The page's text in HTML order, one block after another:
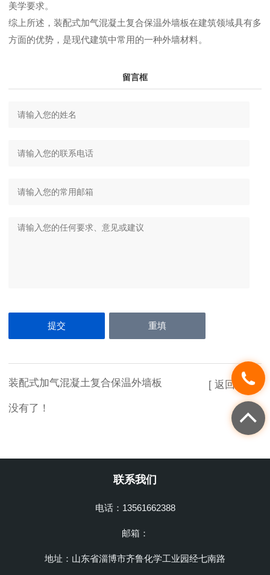
美学要求。
综上所述， 装配式加气混凝土复合保温外墙板在建筑领域具有多
方面的优势，是现代建筑中常用的一种外墙材料。
留言框
装配式加气混凝土复合保温外墙板
没有了！
[ 返回列表 ]
联系我们
电话：13561662388
邮箱：
地址：山东省淄博市齐鲁化学工业园经七南路